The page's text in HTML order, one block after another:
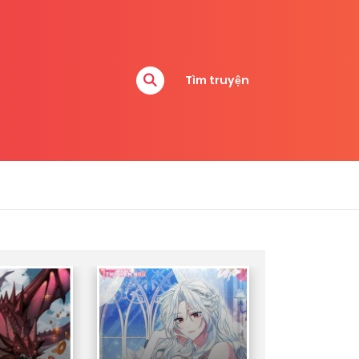
Tìm truyện